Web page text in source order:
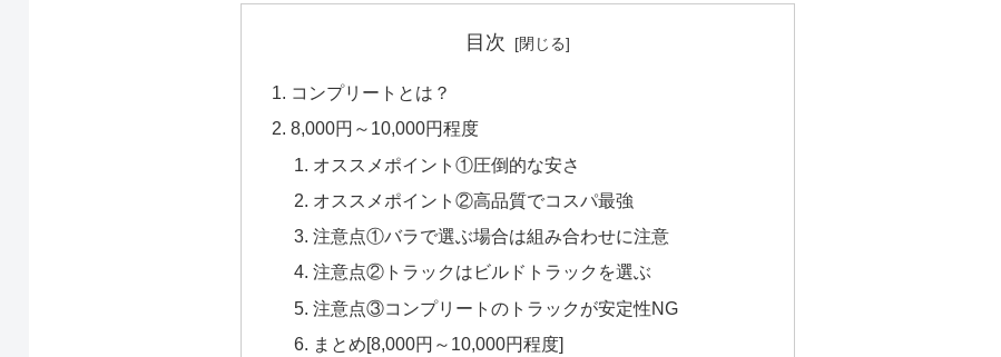
目次
コンプリートとは？
8,000円～10,000円程度
オススメポイント①圧倒的な安さ
オススメポイント②高品質でコスパ最強
注意点①バラで選ぶ場合は組み合わせに注意
注意点②トラックはビルドトラックを選ぶ
注意点③コンプリートのトラックが安定性NG
まとめ[8,000円～10,000円程度]